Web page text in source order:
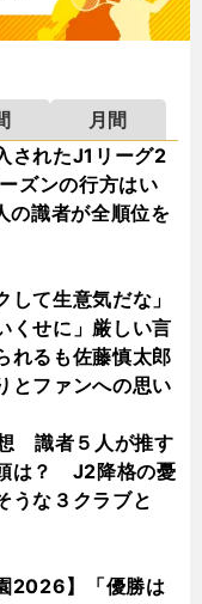
月間
されたJ1リーグ2
ズンの行方はい
識者が全順位を
して生意気だな」
くせに」厳しい言
れるも佐藤慎太郎
とファンへの思い
識者５人が推す
は？ J2降格の憂
うな３クラブと
2026】「優勝は